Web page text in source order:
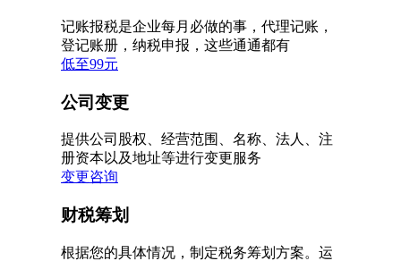
记账报税是企业每月必做的事，代理记账，
登记账册，纳税申报，这些通通都有
低至99元
公司变更
提供公司股权、经营范围、名称、法人、注
册资本以及地址等进行变更服务
变更咨询
财税筹划
根据您的具体情况，制定税务筹划方案。运